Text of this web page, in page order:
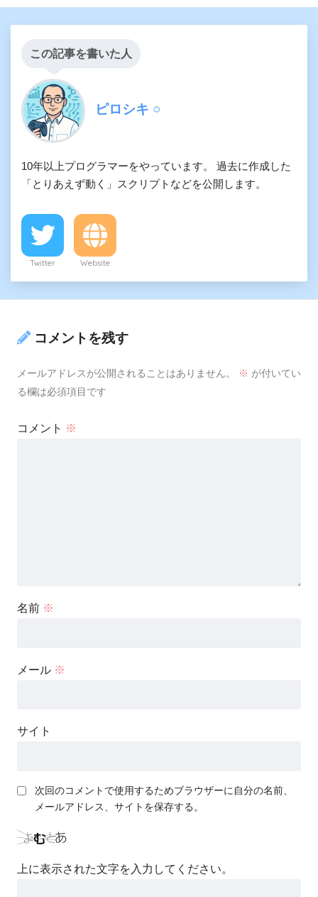
この記事を書いた人
ピロシキ ○
10年以上プログラマーをやっています。 過去に作成した
「とりあえず動く」スクリプトなどを公開します。
Twitter Website
コメントを残す
メールアドレスが公開されることはありません。 ※ が付いてい
る欄は必須項目です
コメント ※
名前 ※
メール ※
サイト
次回のコメントで使用するためブラウザーに自分の名前、
メールアドレス、サイトを保存する。
上に表示された文字を入力してください。